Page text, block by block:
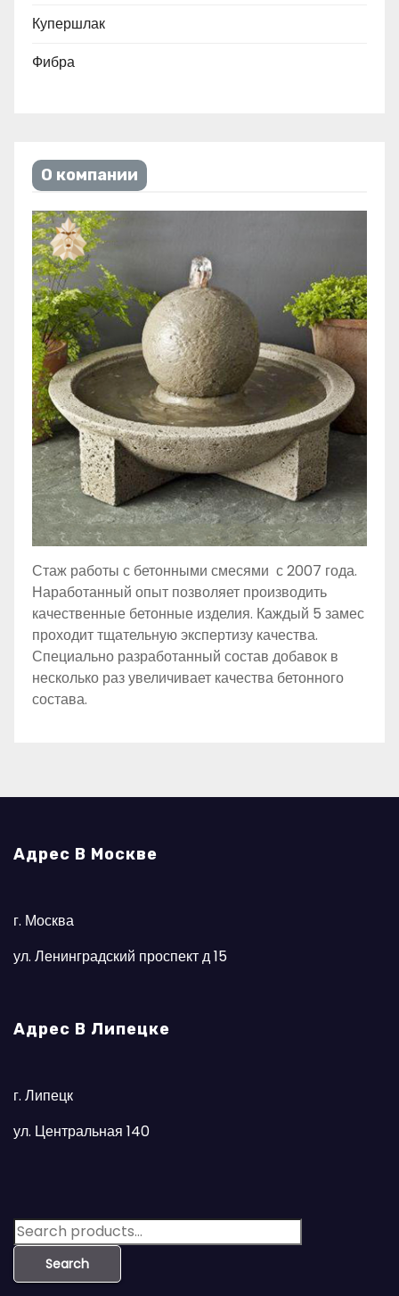
Купершлак
Фибра
О компании
Стаж работы с бетонными смесями с 2007 года.
Наработанный опыт позволяет производить
качественные бетонные изделия. Каждый 5 замес
проходит тщательную экспертизу качества.
Специально разработанный состав добавок в
несколько раз увеличивает качества бетонного
состава.
Адрес В Москве
г. Москва
ул. Ленинградский проспект д 15
Адрес В Липецке
г. Липецк
ул. Центральная 140
S
e
Search